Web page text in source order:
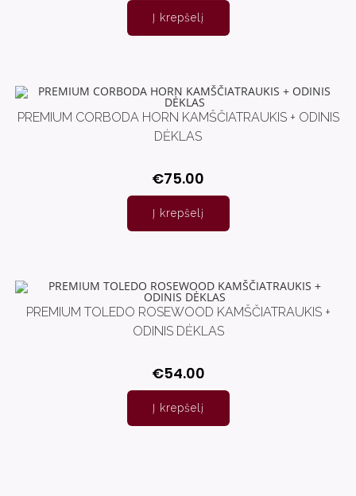
Į krepšelį
PREMIUM CORBODA HORN KAMŠČIATRAUKIS + ODINIS
DĖKLAS
€75.00
Į krepšelį
PREMIUM TOLEDO ROSEWOOD KAMŠČIATRAUKIS +
ODINIS DĖKLAS
€54.00
Į krepšelį